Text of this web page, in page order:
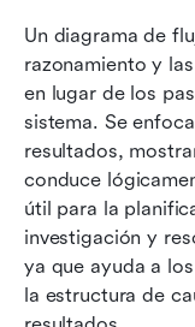
Un diagrama de
razonamiento y
en lugar de los
sistema. Se
resultados,
conduce
útil para la
investigación y
ya que ayuda a
la estructura de